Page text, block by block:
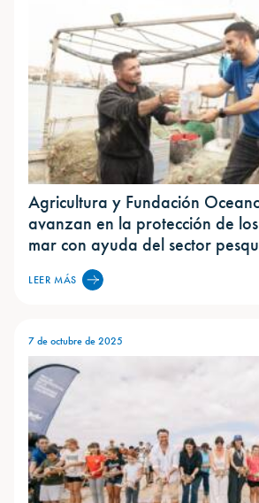
Agricultura y Fundación
avanzan en la protección de
mar con ayuda del sector
LEER MÁS
7 de octubre de 2025